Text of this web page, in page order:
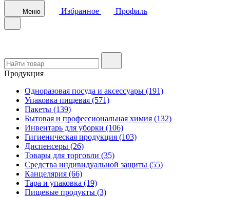
Меню Избранное Профиль
Продукция
Одноразовая посуда и аксессуары (191)
Упаковка пищевая (571)
Пакеты (139)
Бытовая и профессиональная химия (132)
Инвентарь для уборки (106)
Гигиеническая продукция (103)
Диспенсеры (26)
Товары для торговли (35)
Средства индивидуальной защиты (55)
Канцелярия (66)
Тара и упаковка (19)
Пищевые продукты (3)